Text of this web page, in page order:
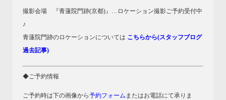
撮影会場 『青蓮院門跡(京都)』…ロケーション撮影ご予約受付中
♪
青蓮院門跡のロケーションについては こちらから(スタッフブログ
過去記事)
◆ご予約情報
ご予約時は下の画像から予約フォーム またはお電話にて承りま